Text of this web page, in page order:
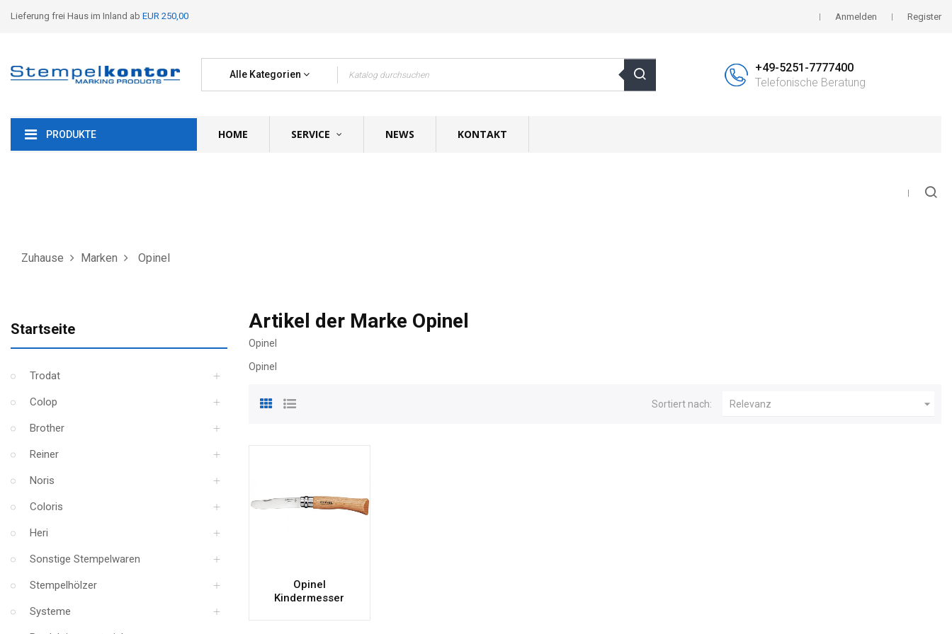
Lieferung frei Haus im Inland ab EUR 250,00 Anmelden Register
Alle Kategorien
+49-5251-7777400
Telefonische Beratung
PRODUKTE HOME SERVICE NEWS KONTAKT
Zuhause Marken Opinel
Startseite
Trodat
Colop
Brother
Reiner
Noris
Coloris
Heri
Sonstige Stempelwaren
Stempelhölzer
Systeme
Artikel der Marke Opinel
Opinel
Opinel
Sortiert nach: Relevanz 
Opinel
Kindermesser